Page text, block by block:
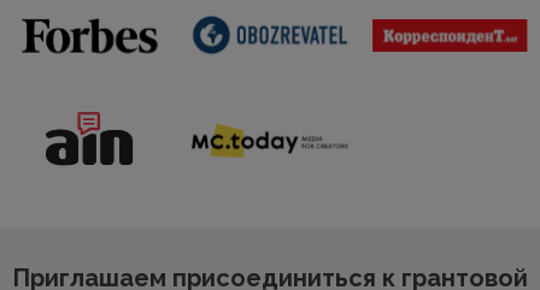
Приглашаем присоединиться к грантовой